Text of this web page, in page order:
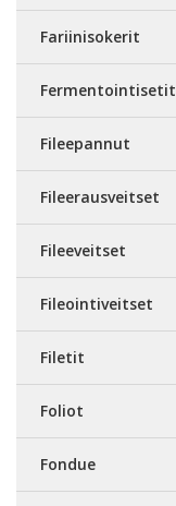
Fariinisokerit
Fermentointisetit
Fileepannut
Fileerausveitset
Fileeveitset
Fileointiveitset
Filetit
Foliot
Fondue